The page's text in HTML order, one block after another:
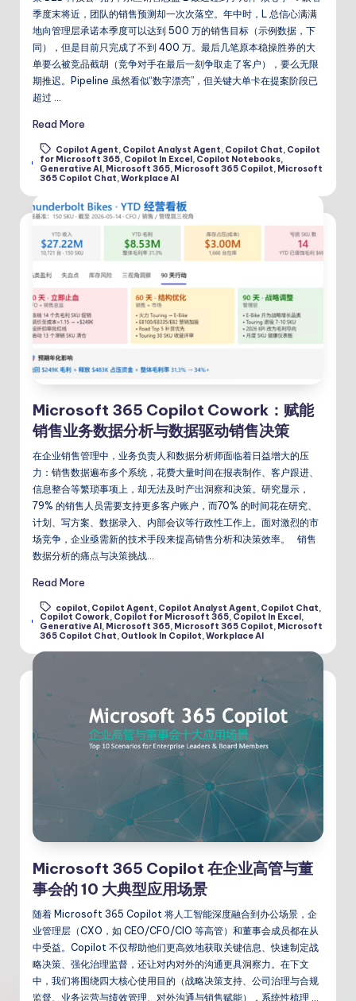
季度末将近，团队的销售预测却一次次落空。年中时，L 总信心满满
地向管理层承诺本季度可以达到 500 万的销售目标（示例数据，下
同），但是目前只完成了不到 400 万。最后几笔原本稳操胜券的大
单要么被竞品截胡（竞争对手在最后一刻争取走了客户），要么无限
期推迟。Pipeline 虽然看似“数字漂亮”，但关键大单卡在提案阶段已
超过 …
Read More
Tags:
Copilot Agent, Copilot Analyst Agent, Copilot Chat, Copilot
for Microsoft 365, Copilot In Excel, Copilot Notebooks,
Generative AI, Microsoft 365, Microsoft 365 Copilot, Microsoft
365 Copilot Chat,Workplace AI
Microsoft 365 Copilot Cowork：赋能
销售业务数据分析与数据驱动销售决策
在企业销售管理中，业务负责人和数据分析师面临着日益增大的压
力：销售数据遍布多个系统，花费大量时间在报表制作、客户跟进、
信息整合等繁琐事项上，却无法及时产出洞察和决策。研究显示，
79% 的销售人员需要支持更多客户账户，而70% 的时间花在研究、
计划、写方案、数据录入、内部会议等行政性工作上。面对激烈的市
场竞争，企业亟需新的技术手段来提高销售分析和决策效率。 销售
数据分析的痛点与决策挑战…
Read More
Tags:
copilot Copilot Agent Copilot Analyst Agent Copilot Chat
Copilot Cowork, Copilot for Microsoft 365, Copilot In Excel ,
Generative AI , Microsoft 365, Microsoft 365 Copilot, Microsoft
365 Copilot Chat, Outlook In Copilot,Workplace AI
Microsoft 365 Copilot 在企业高管与董
事会的 10 大典型应用场景
随着 Microsoft 365 Copilot 将人工智能深度融合到办公场景，企
业管理层（CXO，如 CEO/CFO/CIO 等高管）和董事会成员都在从
中受益。Copilot 不仅帮助他们更高效地获取关键信息、快速制定战
略决策、强化治理监督，还让对内对外的沟通更具洞察力。在下文
中，我们将围绕四大核心使用目的（战略决策支持、公司治理与合规
监督、业务运营与绩效管理、对外沟通与销售赋能），系统性梳理 …